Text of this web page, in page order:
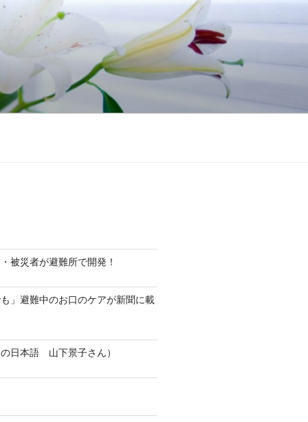
被災者が避難所で開発！
も」避難中のお口のケアが新聞に載
日本語 山下景子さん）